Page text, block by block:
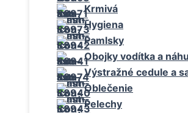
Krmivá
Hygiena
Pamlsky
Obojky vodítka a
Výstražné cedule a
Oblečenie
Pelechy